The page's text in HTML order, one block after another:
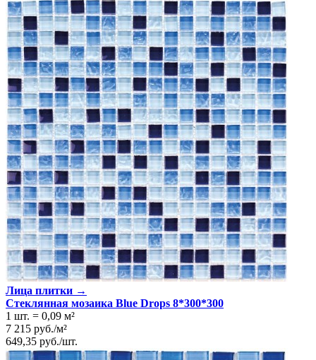
Лица плитки →
Стеклянная мозаика Blue Drops 8*300*300
1 шт. = 0,09 м²
7 215 руб./м²
649,35 руб./шт.